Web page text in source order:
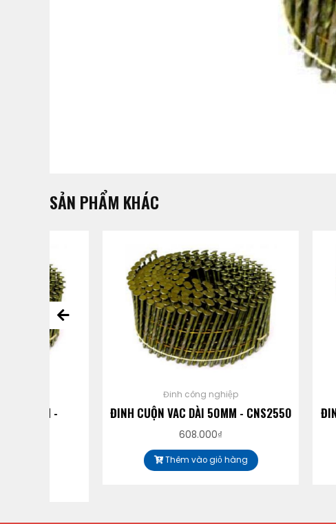
SẢN PHẨM KHÁC
Đinh công nghiệp
ĐINH CUỘN VAC DÀI 50MM - CNS2550
Thêm vào giỏ hàng
ĐINH CUỘN